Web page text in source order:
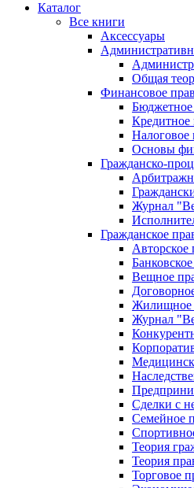
Каталог
Все книги
Аксессуары
Общая
Финансовое
Бюджетное
Кредитное
Налоговое
Основы
Гражданско-
Журнал
Гражданское
Авторское
Вещное
Жилищное
Журнал
Сделки с
Семейное
Теория
Теория
Торговое